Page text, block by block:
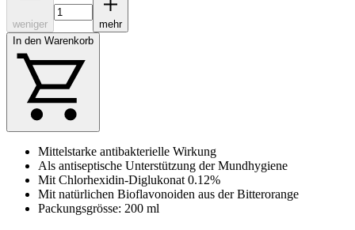
weniger
mehr
In den Warenkorb
Mittelstarke antibakterielle Wirkung
Als antiseptische Unterstützung der Mundhygiene
Mit Chlorhexidin-Diglukonat 0.12%
Mit natürlichen Bioflavonoiden aus der Bitterorange
Packungsgrösse: 200 ml